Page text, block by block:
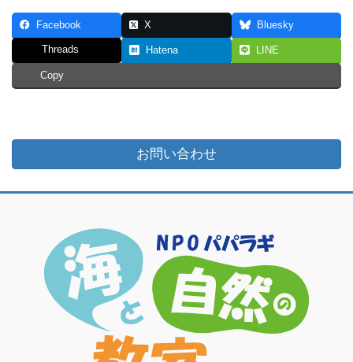
Facebook X Bluesky
Threads Hatena LINE
Copy
お問い合わせ